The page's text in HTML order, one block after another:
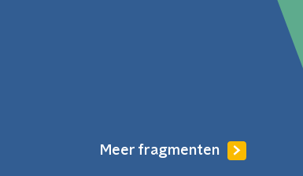
Meer fragmenten